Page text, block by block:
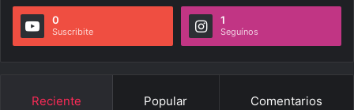
0
Suscribite
1
Seguínos
Reciente Popular Comentarios